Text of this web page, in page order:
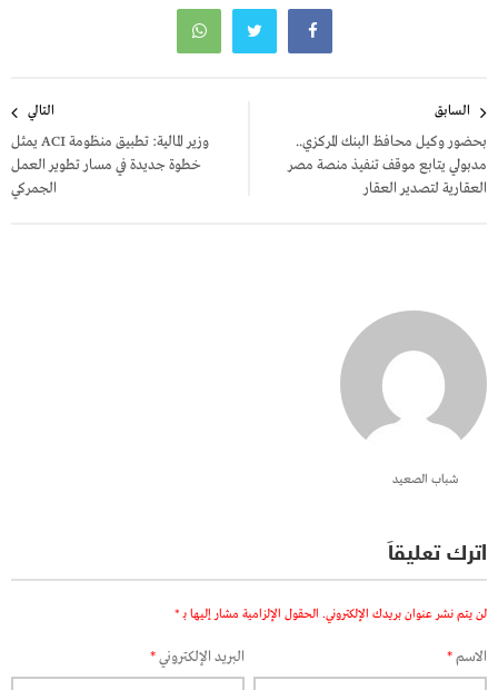
المقالات
السابق
بحضور وكيل محافظ البنك المركزي..
مدبولي يتابع موقف تنفيذ منصة مصر
العقارية لتصدير العقار
التالي
وزير المالية: تطبيق منظومة ACI يمثل
خطوة جديدة في مسار تطوير العمل
الجمركي
شباب الصعيد
اترك تعليقاً
لن يتم نشر عنوان بريدك الإلكتروني. الحقول الإلزامية مشار إليها بـ *
الاسم* البريد الإلكتروني*